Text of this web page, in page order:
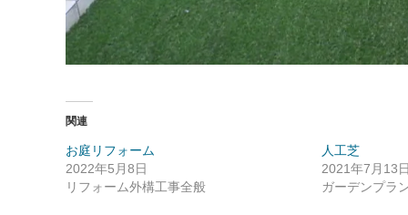
関連
お庭リフォーム
2022年5月8日
リフォーム外構工事全般
人工芝
2021年7月13
ガーデンプラ